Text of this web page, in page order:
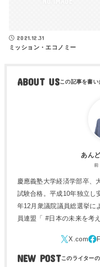
2021.12.31
ミッション・エコノミー
ABOUT US
あん
前
慶應義塾大学経済学部卒、
試験合格。平成10年独立し
年12月衆議院議員総選挙に
員連盟「 #日本の未来を考
NEW POST